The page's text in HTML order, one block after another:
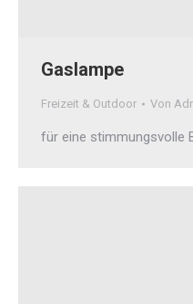
Gaslampe
Freizeit & Outdoor Von
für eine stimmungsvolle